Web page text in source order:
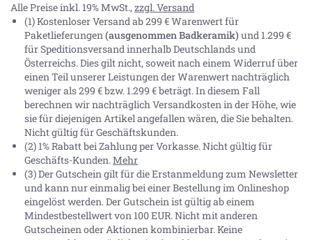
Alle Preise inkl. 19% MwSt., zzgl. Versand
(1) Kostenloser Versand ab 299 € Warenwert für
Paketlieferungen(ausgenommen Badkeramik) und 1.299 €
für Speditionsversand innerhalb Deutschlands und
Österreichs. Dies gilt nicht, soweit nach einem Widerruf über
einen Teil unserer Leistungen der Warenwert nachträglich
weniger als 299 € bzw. 1.299 € beträgt. In diesem Fall
berechnen wir nachträglich Versandkosten in der Höhe, wie
sie für diejenigen Artikel angefallen wären, die Sie behalten.
Nicht gültig für Geschäftskunden.
(2) 1% Rabatt bei Zahlung per Vorkasse. Nicht gültig für
Geschäfts-Kunden.Mehr
(3) Der Gutschein gilt für die Erstanmeldung zum Newsletter
und kann nur einmalig bei einer Bestellung im Onlineshop
eingelöst werden. Der Gutschein ist gültig ab einem
Mindestbestellwert von 100 EUR. Nicht mit anderen
Gutscheinen oder Aktionen kombinierbar. Keine